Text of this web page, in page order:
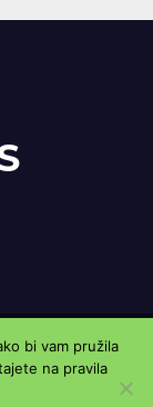
byThemeansar.
bi vam pružila
na pravila